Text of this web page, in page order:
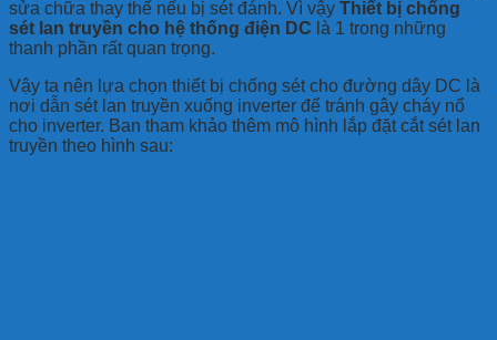
sửa chữa thay thế nếu bị sét đánh. Vì vậy Thiết bị chống
sét lan truyền cho hệ thống điện DC là 1 trong những
thanh phần rất quan trọng.
Vậy ta nên lựa chọn thiết bị chống sét cho đường dây DC là
nơi dẫn sét lan truyền xuống inverter để tránh gây cháy nổ
cho inverter. Ban tham khảo thêm mô hình lắp đặt cắt sét lan
truyền theo hình sau: